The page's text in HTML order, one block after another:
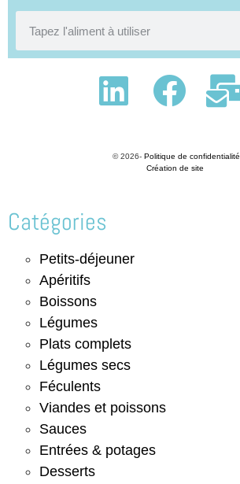
Catégories
Petits-déjeuner
Apéritifs
Boissons
Légumes
Plats complets
Légumes secs
Féculents
Viandes et poissons
Sauces
Entrées & potages
Desserts
© 2026- Politique de confidentialité
Création de site